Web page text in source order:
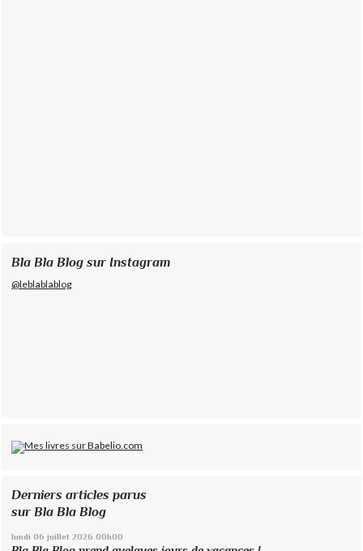
Bla Bla Blog sur Instagram
@leblablablog
Derniers articles parus
sur Bla Bla Blog
lundi 06 juillet 2026 00h00